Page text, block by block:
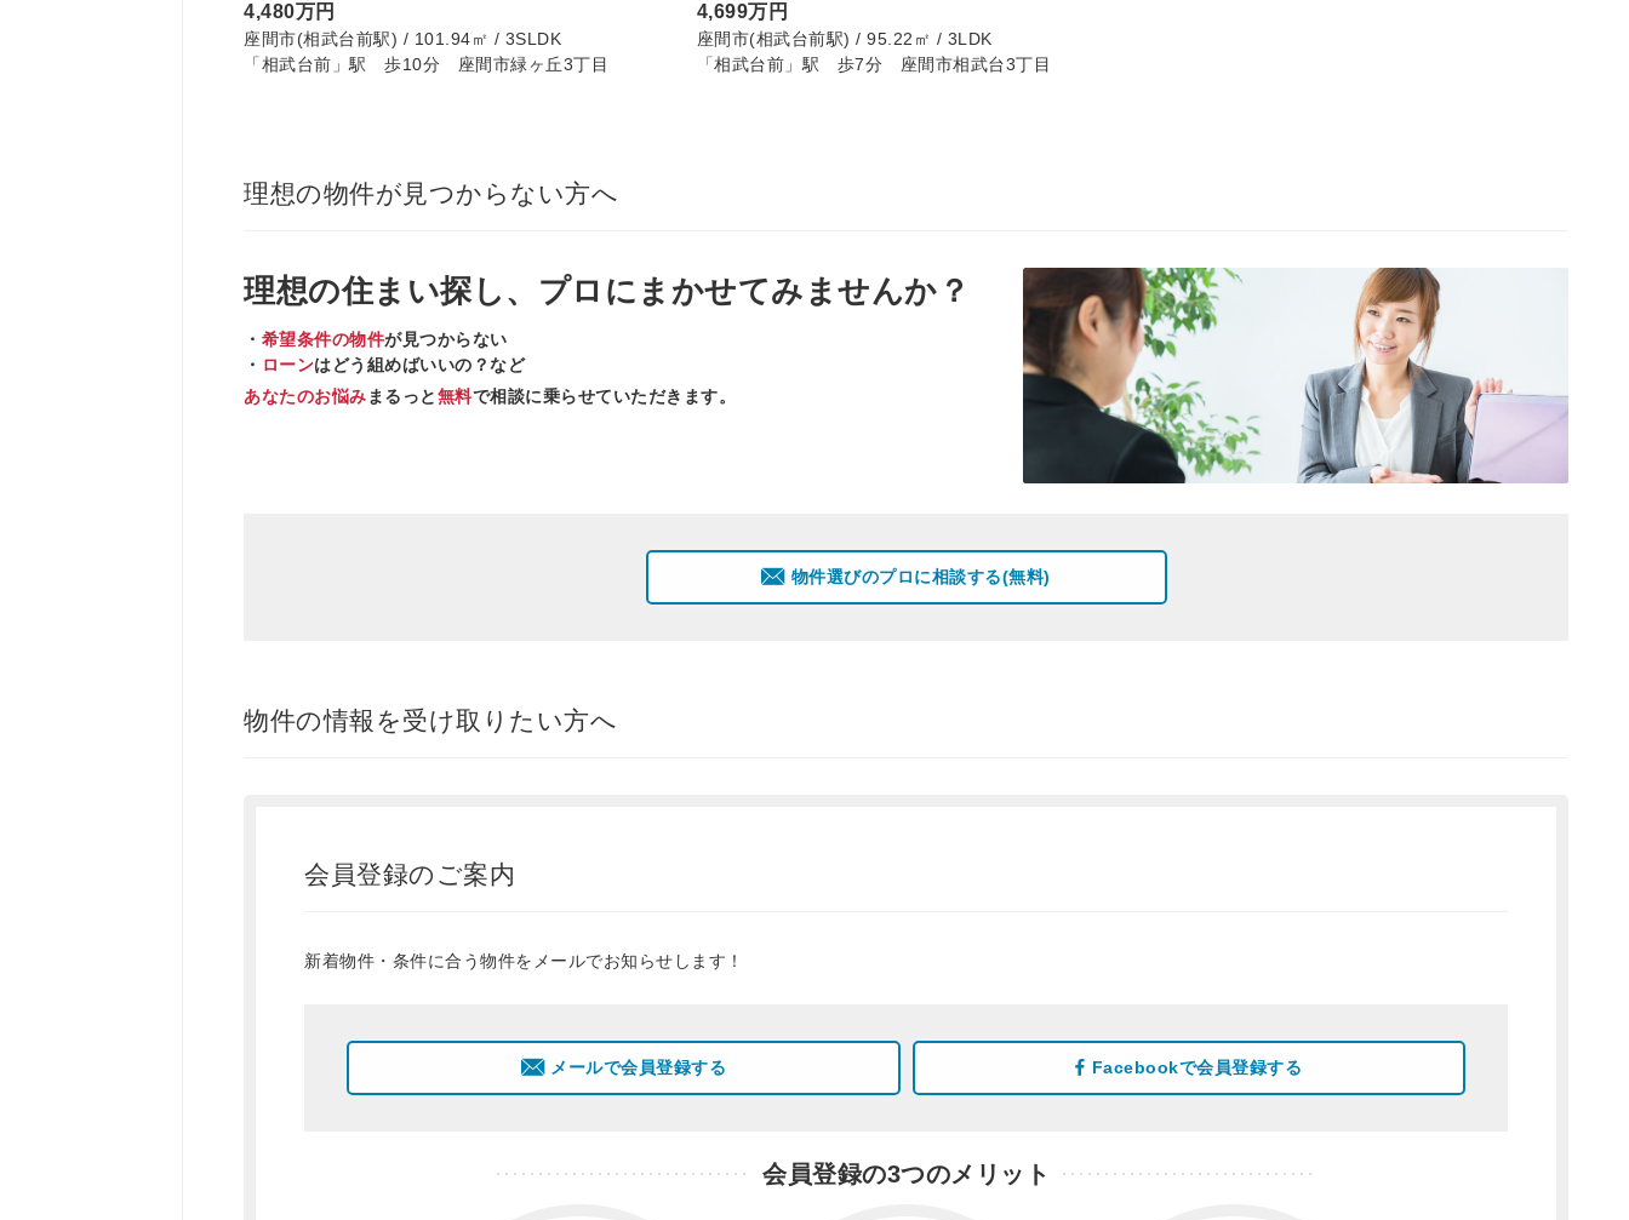
4,480万円
座間市(相武台前駅) / 101.94㎡ / 3SLDK
「相武台前」駅 歩10分 座間市緑ヶ丘3丁目
4,699万円
座間市(相武台前駅) / 95.22㎡ / 3LDK
「相武台前」駅 歩7分 座間市相武台3丁目
理想の物件が見つからない方へ
理想の住まい探し、 プロ にまかせてみませんか？
・ 希望条件の物件が見つからない
・ ローンはどう組めばいいの？など
あなたのお悩み まるっと無料で相談に乗らせていただきます。
物件選びのプロに相談する(無料)
物件の情報を受け取りたい方へ
会員登録のご案内
新着物件・条件に合う物件をメールでお知らせします！
メールで会員登録する Facebookで会員登録する
会員登録の3つのメリット